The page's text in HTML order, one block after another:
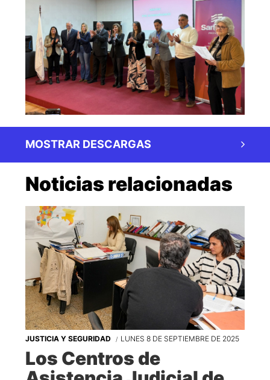
MOSTRAR DESCARGAS
Noticias relacionadas
JUSTICIA Y SEGURIDAD LUNES 8 DE SEPTIEMBRE DE 2025
Los Centros de